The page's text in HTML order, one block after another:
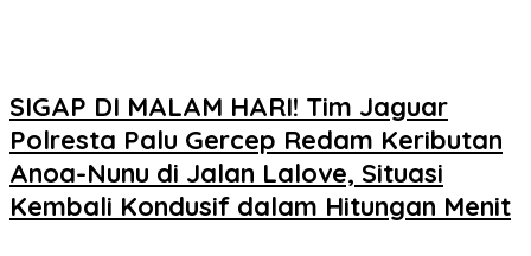
SIGAP DI MALAM HARI! Tim Jaguar
Polresta Palu Gercep Redam Keributan
Anoa-Nunu di Jalan Lalove, Situasi
Kembali Kondusif dalam Hitungan Menit